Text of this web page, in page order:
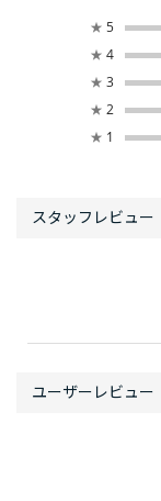
★ 5
★ 4
★ 3
★ 2
★ 1